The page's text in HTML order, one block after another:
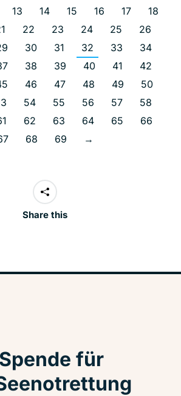
13 14 15 16 17
18
22 23 24 25
26
30 31 32 33
34
38 39 40 41
42
46 47 48 49
50
54 55 56 57
58
62 63 64 65
66
68 69 →
Share this
für